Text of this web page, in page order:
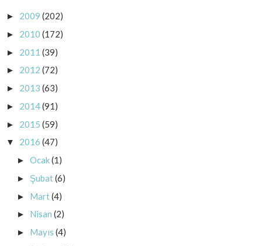
► 2009 (202)
► 2010 (172)
► 2011 (39)
► 2012 (72)
► 2013 (63)
► 2014(91)
► 2015 (59)
▼ 2016 (47)
► Ocak(1)
► Şubat(6)
► Mart(4)
► Nisan (2)
► Mayıs (4)